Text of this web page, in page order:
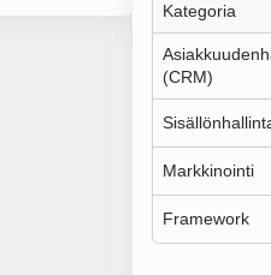
Kategoria
(CRM)
Markkinointi
Framework